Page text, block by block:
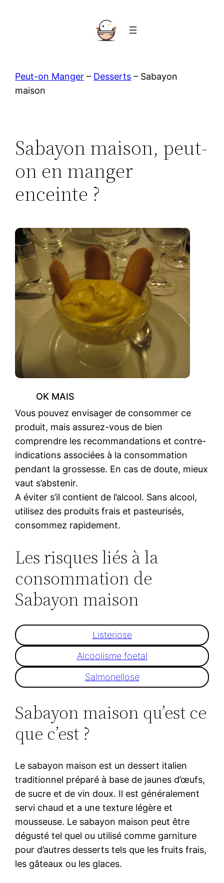
Peut-on Manger – Desserts – Sabayon
maison
Sabayon maison, peut-
on en manger
enceinte ?
OK MAIS
Vous pouvez envisager de consommer ce
produit, mais assurez-vous de bien
comprendre les recommandations et contre-
indications associées à la consommation
pendant la grossesse. En cas de doute, mieux
vaut s’abstenir.
A éviter s’il contient de l’alcool. Sans alcool,
utilisez des produits frais et pasteurisés,
consommez rapidement.
Les risques liés à la
consommation de
Sabayon maison
Listeriose
Alcoolisme foetal
Salmonellose
Sabayon maison qu’est ce
que c’est ?
Le sabayon maison est un dessert italien
traditionnel préparé à base de jaunes d’œufs,
de sucre et de vin doux. Il est généralement
servi chaud et a une texture légère et
mousseuse. Le sabayon maison peut être
dégusté tel quel ou utilisé comme garniture
pour d’autres desserts tels que les fruits frais,
les gâteaux ou les glaces.